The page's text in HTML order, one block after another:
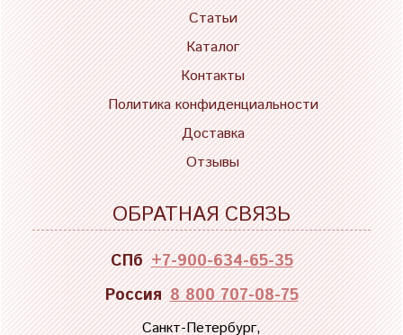
Статьи
Каталог
Контакты
Политика конфиденциальности
Доставка
Отзывы
ОБРАТНАЯ СВЯЗЬ
СПб +7-900-634-65-35
Россия 8 800 707-08-75
Санкт-Петербург,